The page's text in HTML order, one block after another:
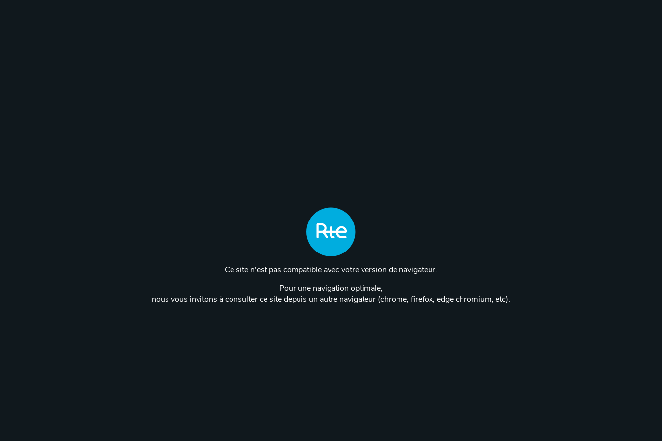
Ce site n'est pas compatible avec votre version de navigateur.
Pour une navigation optimale,
nous vous invitons à consulter ce site depuis un autre navigateur (chrome, firefox, edge chromium, etc).